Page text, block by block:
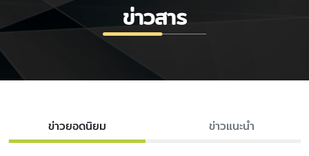
ข่าวสาร
ข่าวยอดนิยม ข่าวแนะนำ